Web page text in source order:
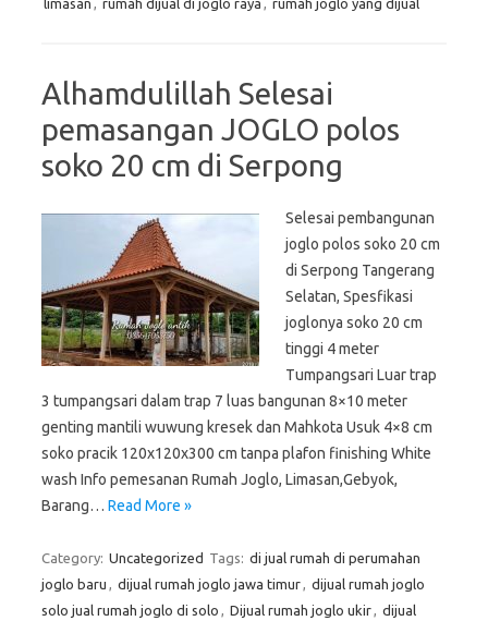
limasan , rumah dijual di joglo raya , rumah joglo yang dijual
Alhamdulillah Selesai
pemasangan JOGLO polos
soko 20 cm di Serpong
Selesai pembangunan
joglo polos soko 20 cm
di Serpong Tangerang
Selatan, Spesfikasi
joglonya soko 20 cm
tinggi 4 meter
Tumpangsari Luar trap
3 tumpangsari dalam trap 7 luas bangunan 8×10 meter
genting mantili wuwung kresek dan Mahkota Usuk 4×8 cm
soko pracik 120x120x300 cm tanpa plafon finishing White
wash Info pemesanan Rumah Joglo, Limasan,Gebyok,
Barang… Read More »
Category: Uncategorized Tags: di jual rumah di perumahan
joglo baru , dijual rumah joglo jawa timur, dijual rumah joglo
solo jual rumah joglo di solo , Dijual rumah joglo ukir, dijual